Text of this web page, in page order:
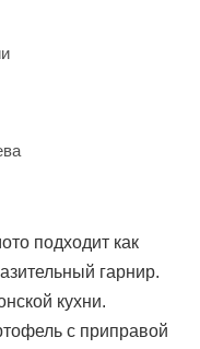
подходит как
гарнир.
кухни.
с приправой